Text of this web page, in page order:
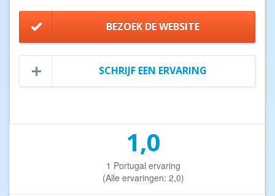
BEZOEK DE WEBSITE
SCHRIJF EEN ERVARING
1,0
1 Portugal ervaring
(Alle ervaringen: 2,0)